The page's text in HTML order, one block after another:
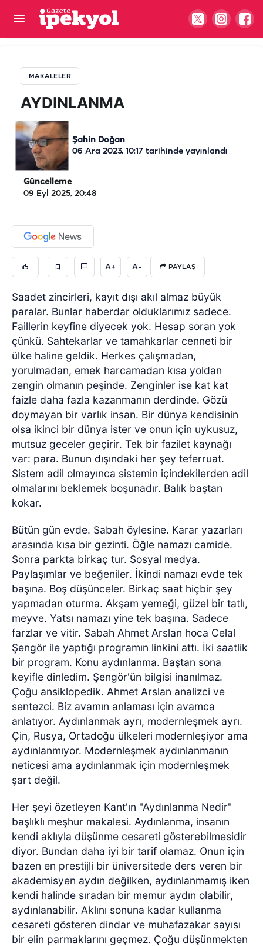
MAKALELER
AYDINLANMA
Şahin Doğan
06 Ara 2023, 10:17 tarihinde yayınlandı
Güncelleme
09 Eyl 2025, 20:48
A+ A- PAYLAŞ
Saadet zincirleri, kayıt dışı akıl almaz büyük
paralar. Bunlar haberdar olduklarımız sadece.
Faillerin keyfine diyecek yok. Hesap soran yok
çünkü. Sahtekarlar ve tamahkarlar cenneti bir
ülke haline geldik. Herkes çalışmadan,
yorulmadan, emek harcamadan kısa yoldan
zengin olmanın peşinde. Zenginler ise kat kat
faizle daha fazla kazanmanın derdinde. Gözü
doymayan bir varlık insan. Bir dünya kendisinin
olsa ikinci bir dünya ister ve onun için uykusuz,
mutsuz geceler geçirir. Tek bir fazilet kaynağı
var: para. Bunun dışındaki her şey teferruat.
Sistem adil olmayınca sistemin içindekilerden adil
olmalarını beklemek boşunadır. Balık baştan
kokar.
Bütün gün evde. Sabah öylesine. Karar yazarları
arasında kısa bir gezinti. Öğle namazı camide.
Sonra parkta birkaç tur. Sosyal medya.
Paylaşımlar ve beğeniler. İkindi namazı evde tek
başına. Boş düşünceler. Birkaç saat hiçbir şey
yapmadan oturma. Akşam yemeği, güzel bir tatlı,
meyve. Yatsı namazı yine tek başına. Sadece
farzlar ve vitir. Sabah Ahmet Arslan hoca Celal
Şengör ile yaptığı programın linkini attı. İki saatlik
bir program. Konu aydınlanma. Baştan sona
keyifle dinledim. Şengör'ün bilgisi inanılmaz.
Çoğu ansiklopedik. Ahmet Arslan analizci ve
sentezci. Biz avamın anlaması için avamca
anlatıyor. Aydınlanmak ayrı, modernleşmek ayrı.
Çin, Rusya, Ortadoğu ülkeleri modernleşiyor ama
aydınlanmıyor. Modernleşmek aydınlanmanın
neticesi ama aydınlanmak için modernleşmek
şart değil.
Her şeyi özetleyen Kant'ın "Aydınlanma Nedir"
başlıklı meşhur makalesi. Aydınlanma, insanın
kendi aklıyla düşünme cesareti gösterebilmesidir
diyor. Bundan daha iyi bir tarif olamaz. Onun için
bazen en prestijli bir üniversitede ders veren bir
akademisyen aydın değilken, aydınlanmamış iken
kendi halinde sıradan bir memur aydın olabilir,
aydınlanabilir. Aklını sonuna kadar kullanma
cesareti gösteren dindar ve muhafazakar sayısı
bir elin parmaklarını geçmez. Çoğu düşünmekten
AYDINLANMA